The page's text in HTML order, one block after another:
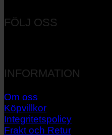
FÖLJ OSS
INFORMATION
Om oss
Köpvillkor
Integritetspolicy
Frakt och Retur